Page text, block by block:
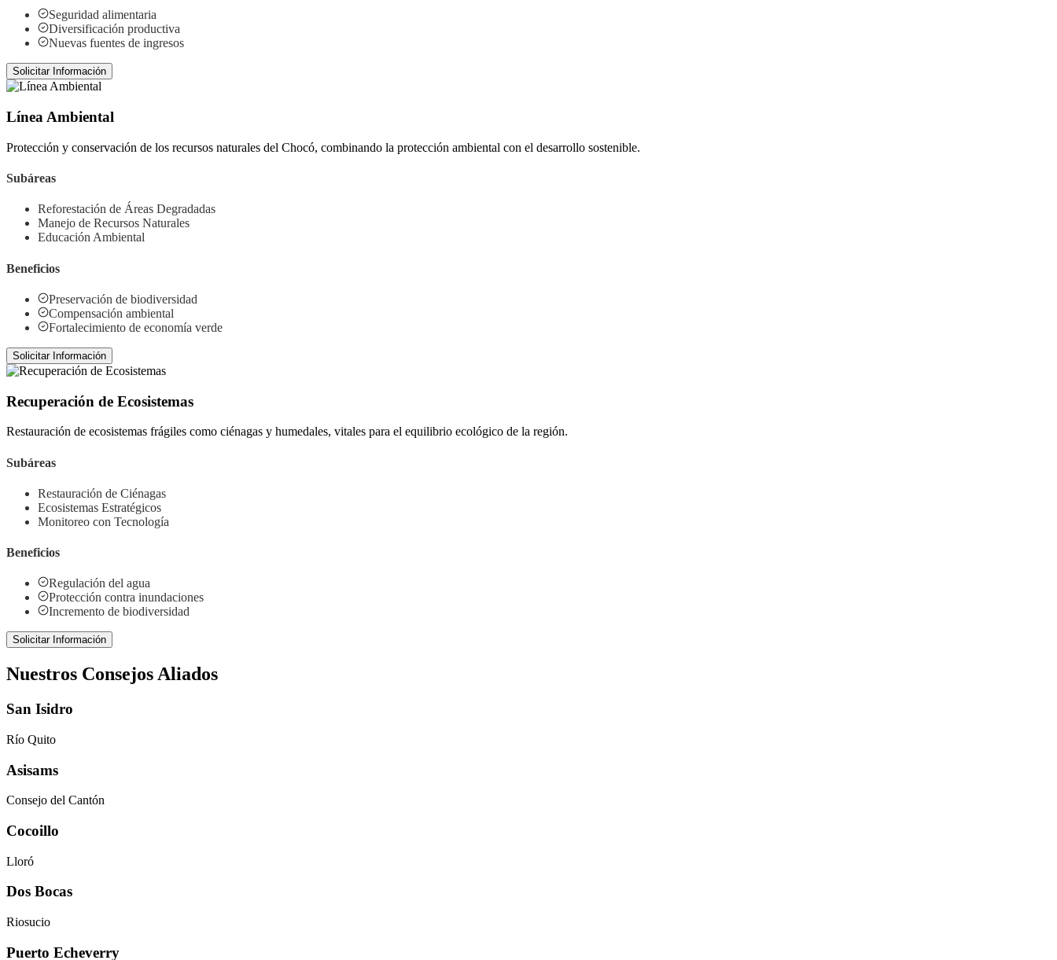
Seguridad alimentaria
Diversificación productiva
Nuevas fuentes de ingresos
Solicitar Información
Línea Ambiental
Protección y conservación de los recursos naturales del Chocó, combinando la protección ambiental con el desarrollo sostenible.
Subáreas
Reforestación de Áreas Degradadas
Manejo de Recursos Naturales
Educación Ambiental
Beneficios
Preservación de biodiversidad
Compensación ambiental
Fortalecimiento de economía verde
Solicitar Información
Recuperación de Ecosistemas
Restauración de ecosistemas frágiles como ciénagas y humedales, vitales para el equilibrio ecológico de la región.
Subáreas
Restauración de Ciénagas
Ecosistemas Estratégicos
Monitoreo con Tecnología
Beneficios
Regulación del agua
Protección contra inundaciones
Incremento de biodiversidad
Solicitar Información
Nuestros Consejos Aliados
San Isidro
Río Quito
Asisams
Consejo del Cantón
Cocoillo
Lloró
Dos Bocas
Riosucio
Puerto Echeverry